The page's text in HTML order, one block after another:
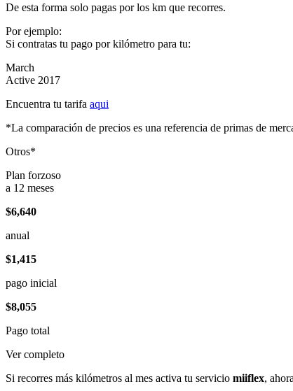
De esta forma solo pagas por los km que recorres.
Por ejemplo:
Si contratas tu pago por kilómetro para tu:
March
Active 2017
Encuentra tu tarifa aqui
*La comparación de precios es una referencia de primas de
Otros*
Plan forzoso
a 12 meses
$6,640
anual
$1,415
pago inicial
$8,055
Pago total
Ver completo
Si recorres más kilómetros al mes activa tu servicio miiflex,